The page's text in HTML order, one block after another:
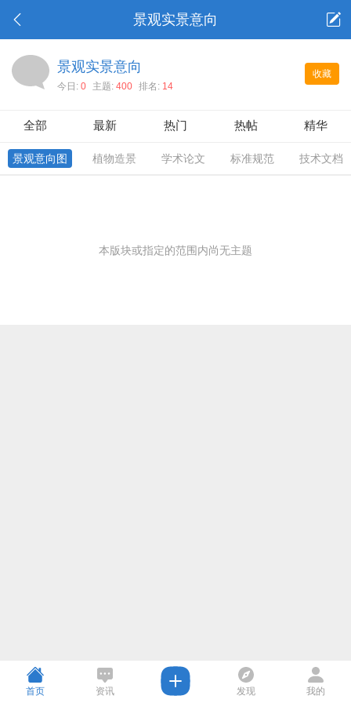
景观实景意向
收藏
景观实景意向
今日: 0 主题: 400 排名: 14
全部 最新 热门 热帖 精华
景观意向图 植物造景 学术论文 标准规范 技术文档
本版块或指定的范围内尚无主题
首页 资讯 发现 我的